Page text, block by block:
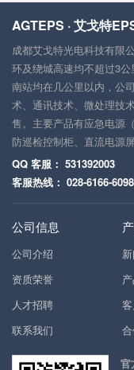
AGTEPS · 艾戈特
成都艾戈特光电科技有限
环及绕城高速均不超过3
南站均在几公里以内，公
术、通讯技术、微处理技
售。主要产品有应急电源
防巡检控制柜、直流电源
QQ 客服： 531392003
客服热线： 028-6166-
公司信息
公司介绍
资质荣誉
人才招聘
联系我们
官